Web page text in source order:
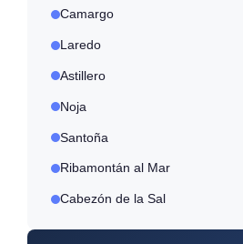
Camargo
Laredo
Astillero
Noja
Santoña
Ribamontán al Mar
Cabezón de la Sal